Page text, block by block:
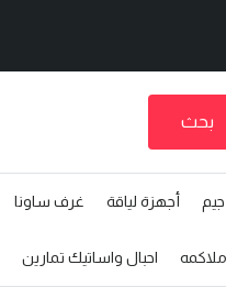
بحث
أجهزة لياقة غرف ساونا
احبال واساتيك تمارين